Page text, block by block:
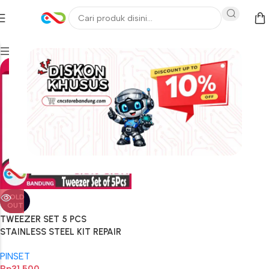
SOLD
OUT
TWEEZER SET 5 PCS
STAINLESS STEEL KIT REPAIR
PINSET